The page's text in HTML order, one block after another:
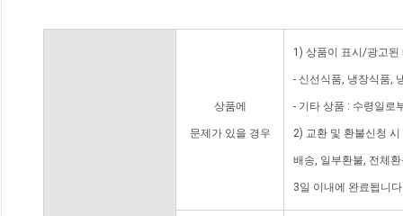
상품에
문제가 있을 경우
1) 상품이 표시/광고된
- 신선식품, 냉장식품,
- 기타 상품 : 수령일로
2) 교환 및 환불신청
배송, 일부환불, 전체
3일 이내에 완료됩니